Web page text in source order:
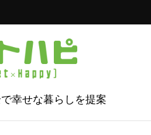
幸せな暮らしを提案